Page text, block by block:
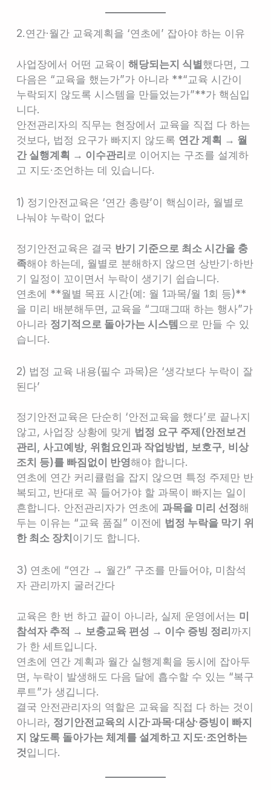
2.연간·월간 교육계획을 ‘연초에’ 잡아야 하는 이유
사업장에서 어떤 교육이 해당되는지 식별했다면, 그
다음은 “교육을 했는가”가 아니라 **“교육 시간이
누락되지 않도록 시스템을 만들었는가”**가 핵심입
니다.
안전관리자의 직무는 현장에서 교육을 직접 다 하는
것보다, 법정 요구가 빠지지 않도록 연간 계획 → 월
간 실행계획 → 이수관리 로 이어지는 구조를 설계하
고 지도·조언하는 데 있습니다.
1) 정기안전교육은 ‘연간 총량’이 핵심이라, 월별로
나눠야 누락이 없다
정기안전교육은 결국 반기 기준으로 최소 시간을 충
족해야 하는데, 월별로 분해하지 않으면 상반기·하반
기 일정이 꼬이면서 누락이 생기기 쉽습니다.
연초에 **월별 목표 시간(예: 월 1과목/월 1회 등)**
을 미리 배분해두면, 교육을 “그때그때 하는 행사”가
아니라 정기적으로 돌아가는 시스템으로 만들 수 있
습니다.
2) 법정 교육 내용(필수 과목)은 ‘생각보다 누락이 잘
된다’
정기안전교육은 단순히 ‘안전교육을 했다’로 끝나지
않고, 사업장 상황에 맞게 법정 요구 주제(안전보건
관리, 사고예방, 위험요인과 작업방법, 보호구, 비상
조치 등)를 빠짐없이 반영해야 합니다.
연초에 연간 커리큘럼을 잡지 않으면 특정 주제만 반
복되고, 반대로 꼭 들어가야 할 과목이 빠지는 일이
흔합니다. 안전관리자가 연초에 과목을 미리 선정해
두는 이유는 “교육 품질” 이전에 법정 누락을 막기 위
한 최소 장치이기도 합니다.
3) 연초에 “연간 → 월간” 구조를 만들어야, 미참석
자 관리까지 굴러간다
교육은 한 번 하고 끝이 아니라, 실제 운영에서는 미
참석자 추적 → 보충교육 편성 → 이수 증빙 정리까지
가 한 세트입니다.
연초에 연간 계획과 월간 실행계획을 동시에 잡아두
면, 누락이 발생해도 다음 달에 흡수할 수 있는 “복구
루트”가 생깁니다.
결국 안전관리자의 역할은 교육을 직접 다 하는 것이
아니라, 정기안전교육의 시간·과목·대상·증빙이 빠지
지 않도록 돌아가는 체계를 설계하고 지도·조언하는
것입니다.